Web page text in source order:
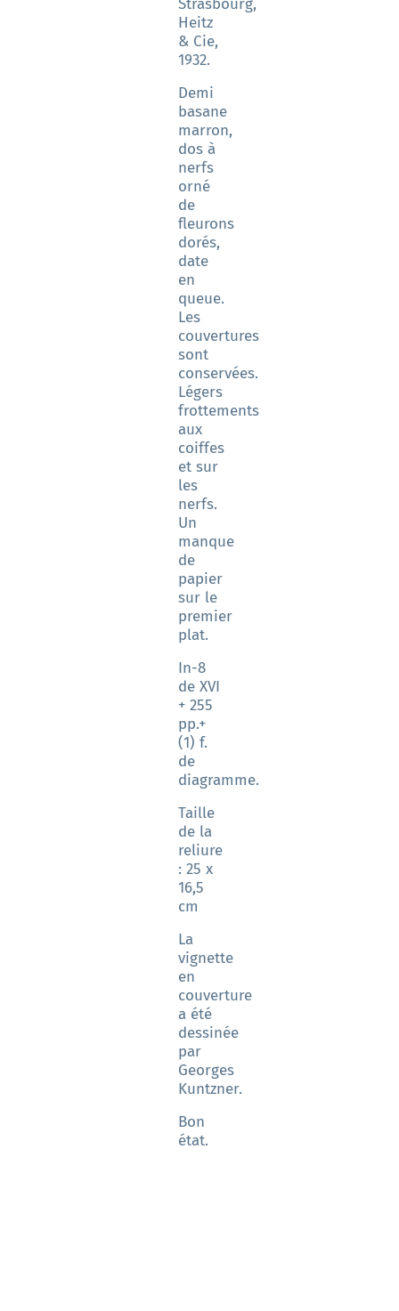
Strasbourg,
Heitz
& Cie,
1932.
Demi
basane
marron,
dos à
nerfs
orné
de
fleurons
dorés,
date
en
queue.
Les
couvertures
sont
conservées.
Légers
frottements
aux
coiffes
et sur
les
nerfs.
Un
manque
de
papier
sur le
premier
plat.
In-8
de XVI
+ 255
pp.+
(1) f.
de
diagramme.
Taille
de la
reliure
: 25 x
16,5
cm
La
vignette
en
couverture
a été
dessinée
par
Georges
Kuntzner.
Bon
état.